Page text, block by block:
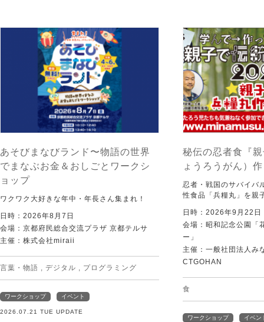
あそびまなびランド〜物語の世界
でまなぶお金＆おしごとワークシ
ョップ
ワクワク大好きな年中・年長さん集まれ！
日時：2026年8月7日
会場：京都府民総合交流プラザ 京都テルサ
主催：株式会社miraii
言葉・物語 , デジタル , プログラミング
ワークショップ イベント
2026.07.21 TUE UPDATE
秘伝の忍者食『
ょうろうがん）
忍者・戦国のサバイバ
性食品「兵糧丸」を親
日時：2026年9月22日
会場：昭和記念公園「
ー」
主催：一般社団法人み
CTGOHAN
食
ワークショップ イベン